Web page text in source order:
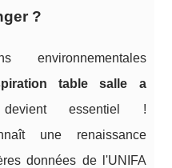
?
environnementales
table salle a
essentiel !
une renaissance
données de l'UNIFA